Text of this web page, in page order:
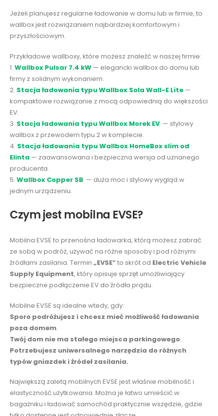
Jeżeli planujesz regularne ładowanie w domu lub w firmie, to
wallbox jest rozwiązaniem najbardziej komfortowym i
przyszłościowym.
Przykładowe wallboxy, które możesz znaleźć w naszej firmie:
1. Wallbox Pulsar 7.4 kW — elegancki wallbox do domu lub
firmy z solidnym wykonaniem.
2. Stacja ładowania typu Wallbox Sola Wall-E Lite —
kompaktowe rozwiązanie z mocą odpowiednią do większości
EV.
3. Stacja ładowania typu Wallbox Morek EV — stylowy
wallbox z przewodem typu 2 w komplecie.
4. Stacja ładowania typu Wallbox HomeBox slim od
Elinta — zaawansowana i bezpieczna wersja od uznanego
producenta.
5. Wallbox Copper SB — duża moc i stylowy wygląd w
jednym urządzeniu.
Czym jest mobilna EVSE?
Mobilna EVSE to przenośna ładowarka, którą możesz zabrać
ze sobą w podróż, używać na różne sposoby i pod różnymi
źródłami zasilania. Termin „EVSE”to skrót od Electric Vehicle
Supply Equipment, który opisuje sprzęt umożliwiający
bezpieczne podłączenie EV do źródła prądu.
Mobilne EVSE są idealne wtedy, gdy:
Sporo podróżujesz i chcesz mieć możliwość ładowania
poza domem.
Twój dom nie ma stałego miejsca parkingowego.
Potrzebujesz uniwersalnego narzędzia do różnych
typów gniazdek i źródeł zasilania.
Największą zaletą mobilnych EVSE jest właśnie mobilność i
elastyczność użytkowania. Można je łatwo umieścić w
bagażniku i ładować samochód praktycznie wszędzie, gdzie